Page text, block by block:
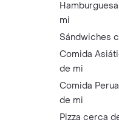
mi
Sándwiches
Comida
de mi
Comida
de mi
Pizza cerca